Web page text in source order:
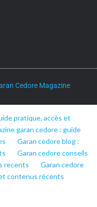
Cedore Magazine
pratique, accès et
garan cedore : guide
Garan cedore blog :
Garan cedore conseils
recents
Garan cedore
contenus récents